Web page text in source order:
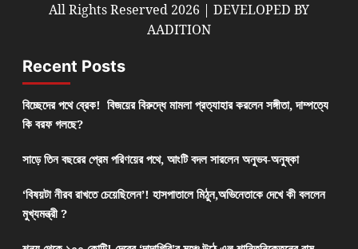
All Rights Reserved 2026 | DEVELOPED BY
AADITION
Recent Posts
বিচ্ছেদের পথে ব্রেক! বিজয়ের বিরুদ্ধে মামলা প্রত্যাহার করলেন সঙ্গীতা, দাম্পত্যে
কি বরফ গলছে?
সাড়ে তিন বছরের প্রেম পরিণয়ের পথে, আংটি বদল সারলেন অনুভব-অনুষ্কা
‘বিষয়টা নীরব রাখতে চেয়েছিলেন’! হাসপাতালে মিঠুন,অভিনেতাকে দেখে কী বললেন
মুখ্যমন্ত্রী ?